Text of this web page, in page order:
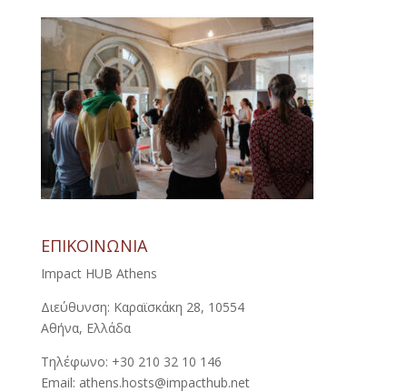
ΕΠΙΚΟΙΝΩΝΙΑ
Impact HUB Athens
Διεύθυνση: Καραϊσκάκη 28, 10554
Αθήνα, Ελλάδα
Τηλέφωνο: +30 210 32 10 146
Email: athens.hosts@impacthub.net